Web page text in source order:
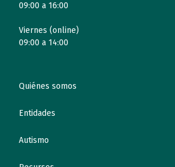
09:00 a 16:00
Viernes (online)
09:00 a 14:00
Quiénes somos
Entidades
Autismo